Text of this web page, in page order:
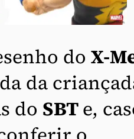
do X-
da
do SBTe,